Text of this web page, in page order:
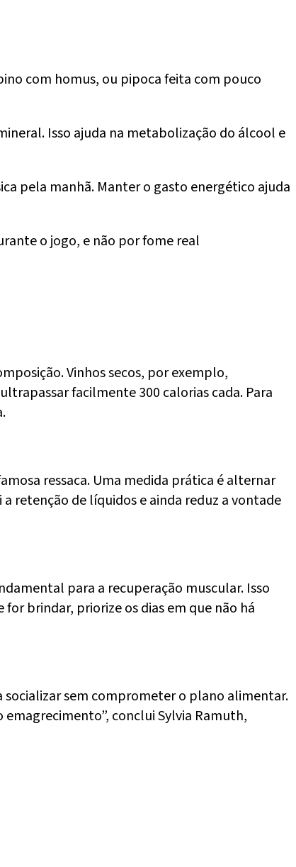
com homus, ou pipoca feita com pouco
Isso ajuda na metabolização do álcool e
pela manhã. Manter o gasto energético ajuda
o jogo, e não por fome real
Vinhos secos, por exemplo,
facilmente 300 calorias cada. Para
ressaca. Uma medida prática é alternar
retenção de líquidos e ainda reduz a vontade
para a recuperação muscular. Isso
brindar, priorize os dias em que não há
sem comprometer o plano alimentar.
conclui Sylvia Ramuth,